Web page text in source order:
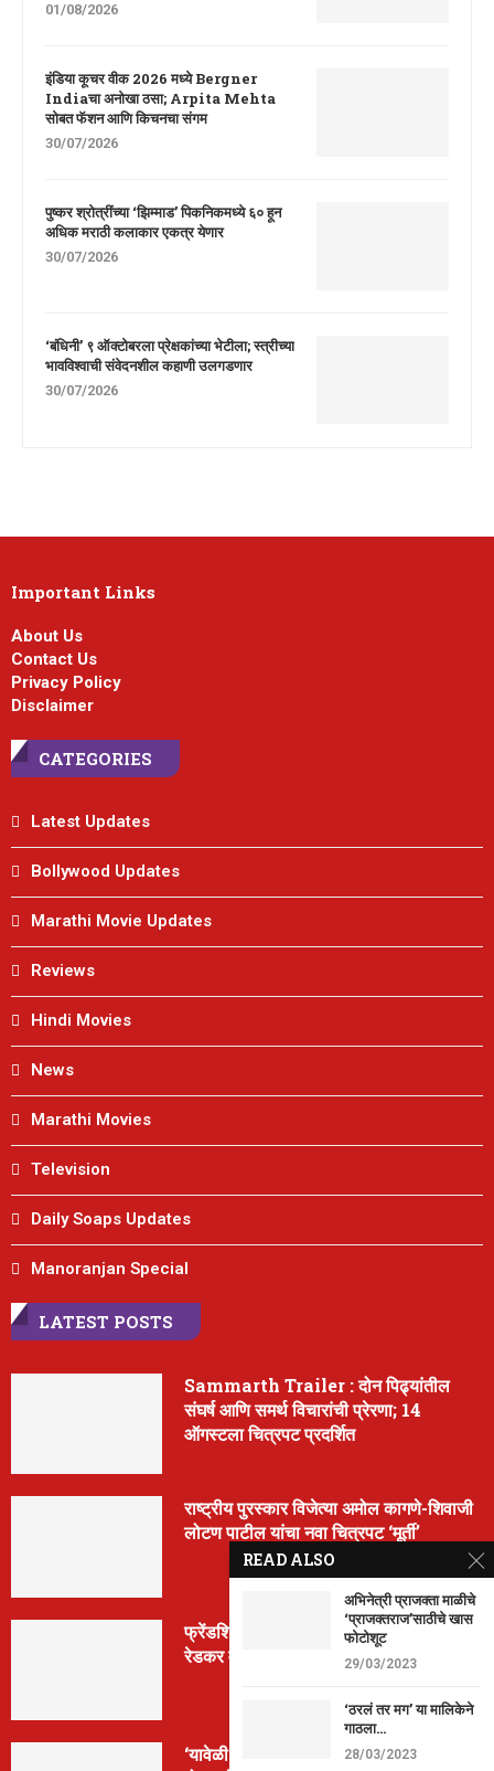
01/08/2026
इंडिया कूचर वीक 2026 मध्ये Bergner
Indiaचा अनोखा ठसा; Arpita Mehta
सोबत फॅशन आणि किचनचा संगम
30/07/2026
पुष्कर श्रोत्रींच्या ‘झिम्माड’ पिकनिकमध्ये ६० हून
अधिक मराठी कलाकार एकत्र येणार
30/07/2026
‘बंधिनी’ ९ ऑक्टोबरला प्रेक्षकांच्या भेटीला; स्त्रीच्या
भावविश्वाची संवेदनशील कहाणी उलगडणार
30/07/2026
Important Links
About Us
Contact Us
Privacy Policy
Disclaimer
CATEGORIES
Latest Updates
Bollywood Updates
Marathi Movie Updates
Reviews
Hindi Movies
News
Marathi Movies
Television
Daily Soaps Updates
Manoranjan Special
LATEST POSTS
Sammarth Trailer : दोन पिढ्यांतील
संघर्ष आणि समर्थ विचारांची प्रेरणा; 14
ऑगस्टला चित्रपट प्रदर्शित
राष्ट्रीय पुरस्कार विजेत्या अमोल कागणे-शिवाजी
लोटण पाटील यांचा नवा चित्रपट ‘मूर्ती’
फ्रेंडशिप डे निमित्त ‘मैत्रेया’ची घोषणा; क्रांती
रेडकर वानखेडे पुन्हा दिग्दर्शनात
‘यावेळी तिसराच आहे!’… ‘झिम्मा ३’च्या पहिल्या
READ ALSO
अभिनेत्री प्राजक्ता माळीचे
‘प्राजक्तराज’साठीचे खास
फोटोशूट
29/03/2023
‘ठरलं तर मग’ या मालिकेने
गाठला...
28/03/2023